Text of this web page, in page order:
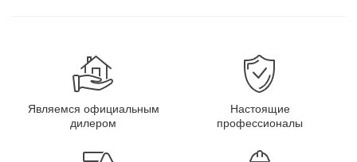
Являемся официальным
дилером
Настоящие
профессионалы